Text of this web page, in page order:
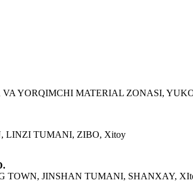
VA YORQIMCHI MATERIAL ZONASI,
LINZI TUMANI, ZIBO, Xitoy
TOWN, JINSHAN TUMANI, SHANXAY,